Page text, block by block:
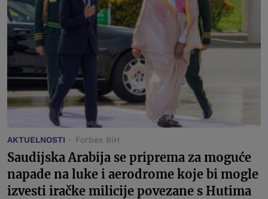
AKTUELNOSTI Forbes BiH
Saudijska Arabija se priprema za moguće
napade na luke i aerodrome koje bi mogle
izvesti iračke milicije povezane s Hutima